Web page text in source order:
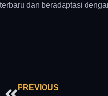
terbaru dan beradaptasi
Prev
PREVIOUS